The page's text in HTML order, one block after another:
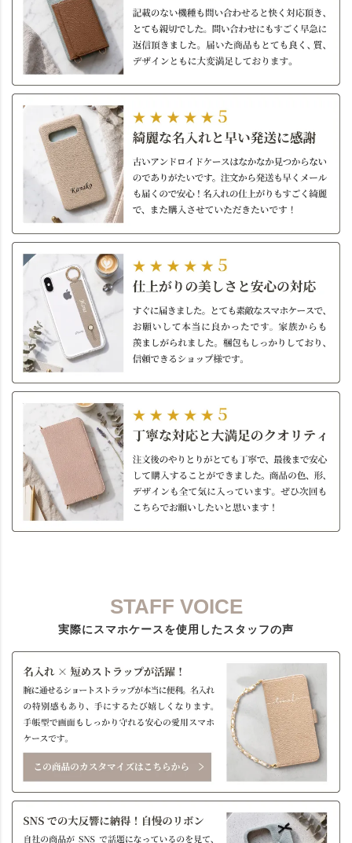
STAFF VOICE
実際にスマホケースを使用したスタッフの声